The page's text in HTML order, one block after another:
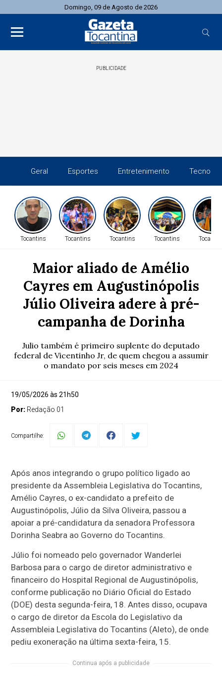
Domingo, 09 de Agosto de 2026
PUBLICIDADE
Geral Esportes Entretenimento
Tocantins Tocantins Tocantins Tocantins
Maior aliado de Amélio
Cayres em Augustinópolis
Júlio Oliveira adere à pré-
campanha de Dorinha
Julio também é primeiro suplente do deputado
federal de Vicentinho Jr, de quem chegou a assumir
o mandato por seis meses em 2024
19/05/2026 às 21h50
Por: Redação 01
Compartilhe:
Após anos integrando o grupo político ligado ao
presidente da Assembleia Legislativa do Tocantins,
Amélio Cayres, o ex-candidato a prefeito de
Augustinópolis, Júlio da Silva Oliveira, passou a
apoiar a pré-candidatura da senadora Professora
Dorinha Seabra ao Governo do Tocantins.
Júlio foi nomeado pelo governador Wanderlei
Barbosa para o cargo de diretor administrativo e
financeiro do Hospital Regional de Augustinópolis,
conforme publicação no Diário Oficial do Estado
(DOE) desta segunda-feira, 18. Antes disso, ocupava
o cargo de diretor da Escola do Legislativo da
Assembleia Legislativa do Tocantins (Aleto), de onde
pediu exoneração na última sexta-feira, 15.
Continua após a publicidade